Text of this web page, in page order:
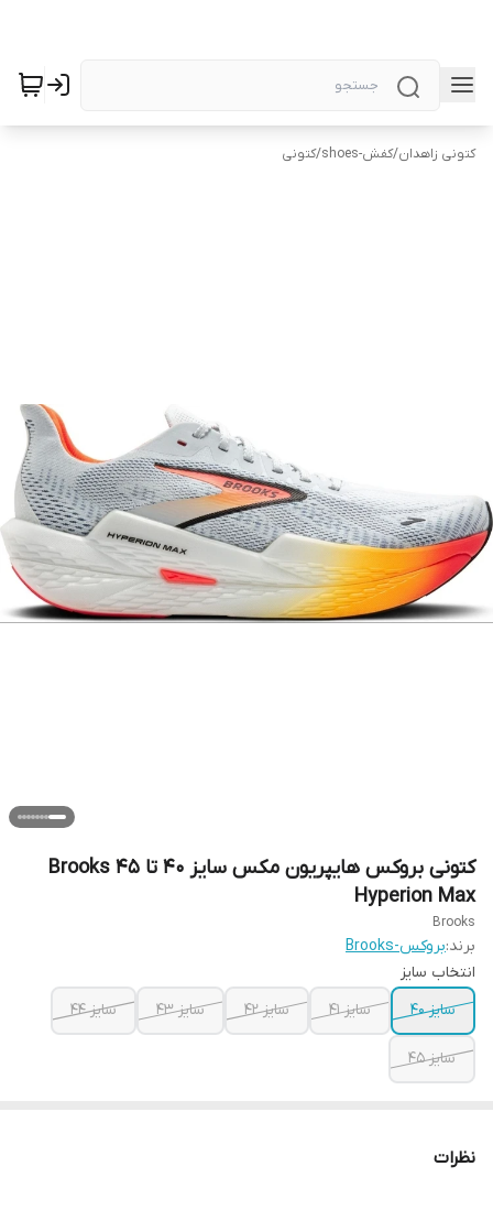
کتونی زاهدان/کفش-shoes /کتونی
کتونی بروکس هایپریون مکس سایز ۴۰ تا ۴۵ Brooks
Hyperion Max
Brooks
برند:بروکس-Brooks
انتخاب سایز
سایز ۴۰
سایز ۴۱ سایز ۴۲ سایز ۴۳ سایز ۴۴
سایز ۴۵
نظرات